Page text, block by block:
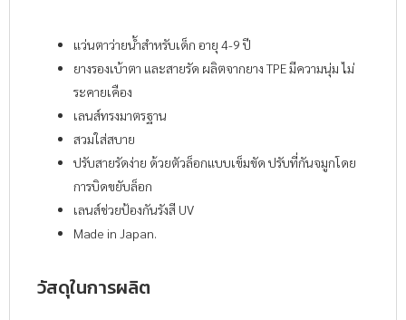
แว่นตาว่ายน้ำสำหรับเด็ก อายุ 4-9 ปี
ยางรองเบ้าตา และสายรัด ผลิตจากยาง TPE มีความนุ่ม ไม่
ระคายเคือง
เลนส์ทรงมาตรฐาน
สวมใส่สบาย
ปรับสายรัดง่าย ด้วยตัวล็อกแบบเข็มขัด ปรับที่กันจมูกโดย
การบิดขยับล็อก
เลนส์ช่วยป้องกันรังสี UV
Made in Japan.
วัสดุในการผลิต